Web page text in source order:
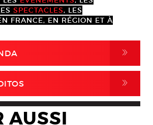
SPECTACLES, LES
FRANCE, EN RÉGION ET À
,
,
AUSSI